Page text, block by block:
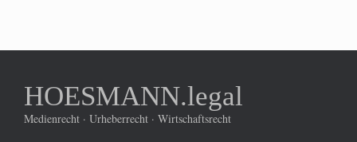
HOESMANN.legal
Medienrecht · Urheberrecht · Wirtschaftsrecht